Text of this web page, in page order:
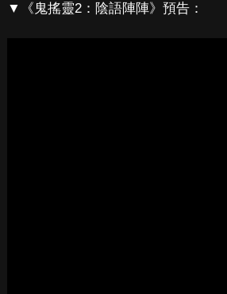
▼《鬼搖靈2：陰語陣陣》預告：